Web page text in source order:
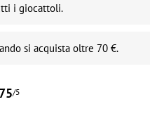
i giocattoli.
si acquista oltre 70 €.
/5